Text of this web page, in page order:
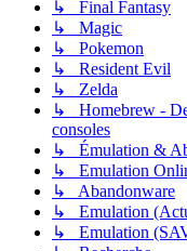
↳ Final Fantasy
↳ Magic
↳ Pokemon
↳ Resident Evil
↳ Zelda
↳ Homebrew -
consoles
↳ Émulation &
↳ Emulation
↳ Abandonware
↳ Emulation
↳ Emulation